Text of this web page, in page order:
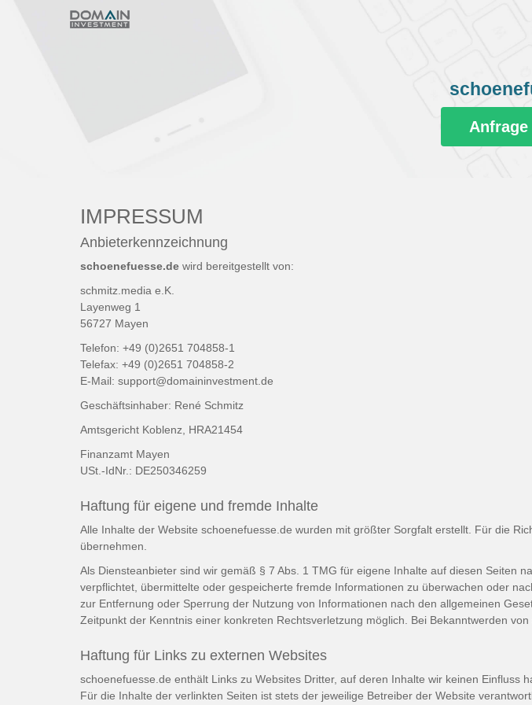
Anfrage
IMPRESSUM
Anbieterkennzeichnung
schoenefuesse.de wird bereitgestellt von:
schmitz.media e.K.
Layenweg 1
56727 Mayen
Telefon: +49 (0)2651 704858-1
Telefax: +49 (0)2651 704858-2
E-Mail: support@domaininvestment.de
Geschäftsinhaber: René Schmitz
Amtsgericht Koblenz, HRA21454
Finanzamt Mayen
USt.-IdNr.: DE250346259
Haftung für eigene und fremde Inhalte
Alle Inhalte der Website schoenefuesse.de wurden mit größter Sorgfalt erstellt. Für die
übernehmen.
Als Diensteanbieter sind wir gemäß § 7 Abs. 1 TMG für eigene Inhalte auf diesen Seiten
verpflichtet, übermittelte oder gespeicherte fremde Informationen zu überwachen oder
zur Entfernung oder Sperrung der Nutzung von Informationen nach den allgemeinen
Zeitpunkt der Kenntnis einer konkreten Rechtsverletzung möglich. Bei Bekanntwerden
Haftung für Links zu externen Websites
schoenefuesse.de enthält Links zu Websites Dritter, auf deren Inhalte wir keinen
Für die Inhalte der verlinkten Seiten ist stets der jeweilige Betreiber der Website